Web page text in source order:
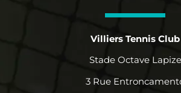
Villiers Tennis Club
Stade Octave Lapize
3 Rue